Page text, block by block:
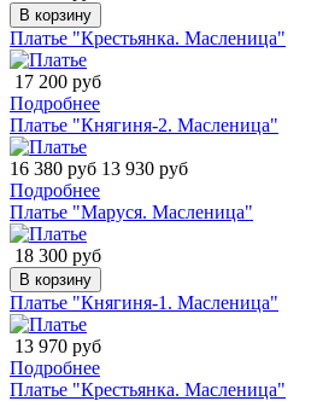
В корзину
Платье "Крестьянка. Масленица"
17 200 руб
Подробнее
Платье "Княгиня-2. Масленица"
16 380 руб 13 930 руб
Подробнее
Платье "Маруся. Масленица"
18 300 руб
В корзину
Платье "Княгиня-1. Масленица"
13 970 руб
Подробнее
Платье "Крестьянка. Масленица"